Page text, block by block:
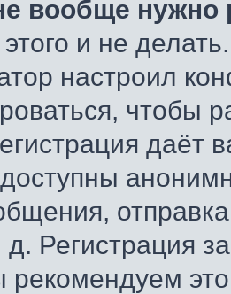
вообще нужно
и не
настроил
чтобы
даёт
д. Регистрация
рекомендуем